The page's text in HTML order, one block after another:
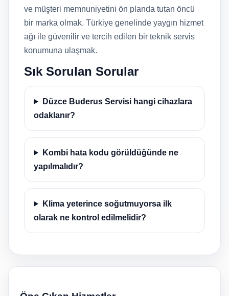
ve müşteri memnuniyetini ön planda tutan öncü
bir marka olmak. Türkiye genelinde yaygın hizmet
ağı ile güvenilir ve tercih edilen bir teknik servis
konumuna ulaşmak.
Sık Sorulan Sorular
Düzce Buderus Servisi hangi cihazlara
odaklanır?
Kombi hata kodu görüldüğünde ne
yapılmalıdır?
Klima yeterince soğutmuyorsa ilk
olarak ne kontrol edilmelidir?